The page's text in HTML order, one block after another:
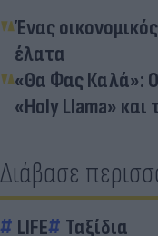
Ένας
έλατα
«Θα Φας Καλά»:
«Holy Llama»
Διάβασε
LIFE Ταξίδια